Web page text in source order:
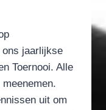
ons jaarlijkse
Toernooi. Alle
uit om